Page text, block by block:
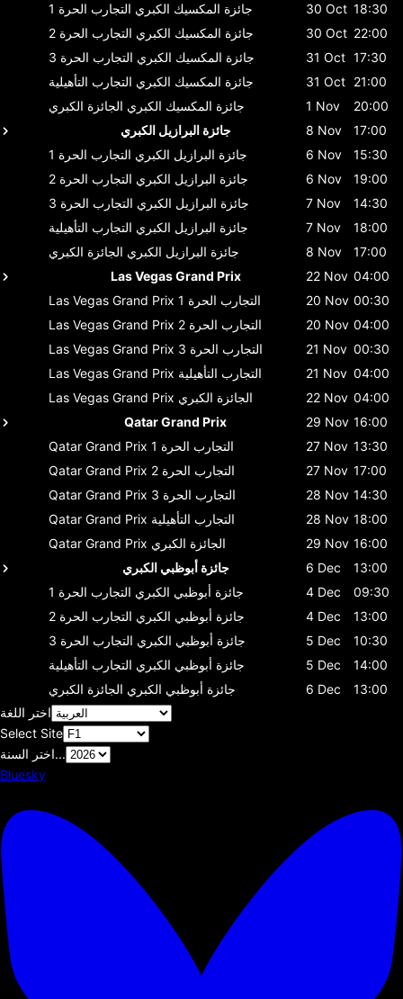
جائزة المكسيك الكبري التجارب الحرة 1 30 Oct 18:30
جائزة المكسيك الكبري التجارب الحرة 2 30 Oct 22:00
جائزة المكسيك الكبري التجارب الحرة 3 31 Oct 17:30
جائزة المكسيك الكبري التجارب التأهيلية 31 Oct 21:00
جائزة المكسيك الكبري الجائزة الكبري 1 Nov
20:00
جائزة البرازيل الكبري
8 Nov
17:00
جائزة البرازيل الكبري التجارب الحرة 1 6 Nov
15:30
جائزة البرازيل الكبري التجارب الحرة 2 6 Nov
19:00
جائزة البرازيل الكبري التجارب الحرة 3 7 Nov
14:30
جائزة البرازيل الكبري التجارب التأهيلية 7 Nov
18:00
جائزة البرازيل الكبري الجائزة الكبري 8 Nov
17:00
Las Vegas Grand Prix
22 Nov 04:00
Las Vegas Grand Prix
التجارب الحرة 1 20 Nov 00:30
Las Vegas Grand Prix
التجارب الحرة 2 20 Nov 04:00
Las Vegas Grand Prix
التجارب الحرة 3 21 Nov 00:30
Las Vegas Grand Prix التجارب التأهيلية 21 Nov 04:00
Las Vegas Grand Prix الجائزة الكبري 22 Nov 04:00
Qatar Grand Prix
29 Nov 16:00
Qatar Grand Prix
التجارب الحرة 1 27 Nov 13:30
Qatar Grand Prix
التجارب الحرة 2 27 Nov 17:00
Qatar Grand Prix
التجارب الحرة 3 28 Nov 14:30
Qatar Grand Prix التجارب التأهيلية 28 Nov 18:00
Qatar Grand Prix الجائزة الكبري 29 Nov 16:00
جائزة أبوظبي الكبري
6 Dec
13:00
جائزة أبوظبي الكبري التجارب الحرة 1 4 Dec
09:30
جائزة أبوظبي الكبري التجارب الحرة 2 4 Dec
13:00
جائزة أبوظبي الكبري التجارب الحرة 3 5 Dec
10:30
جائزة أبوظبي الكبري التجارب التأهيلية 5 Dec
14:00
جائزة أبوظبي الكبري الجائزة الكبري 6 Dec
13:00
اختر اللغة
Select Site
اختر السنة...
Bluesky